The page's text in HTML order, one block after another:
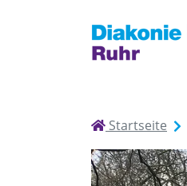
Startseite